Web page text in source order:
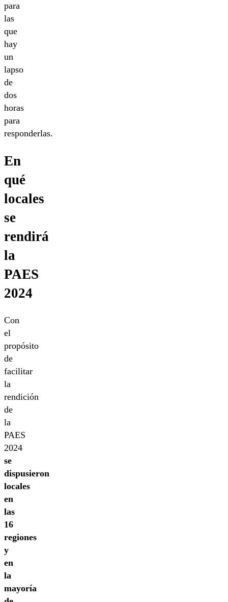
para
las
que
hay
un
lapso
de
dos
horas
para
responderlas.
En
qué
locales
se
rendirá
la
PAES
2024
Con
el
propósito
de
facilitar
la
rendición
de
la
PAES
2024
se
dispusieron
locales
en
las
16
regiones
y
en
la
mayoría